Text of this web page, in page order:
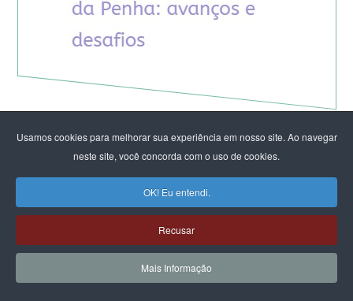
Usamos cookies para melhorar sua experiência em nosso site. Ao navegar
neste site, você concorda com o uso de cookies.
OK! Eu entendi.
Recusar
Mais Informação